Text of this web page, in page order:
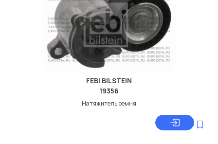
FEBI BILSTEIN
19356
Натяжитель ремня